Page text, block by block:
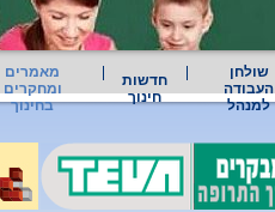
שולחן
העבודה
למנהל
חדשות
חינוך
מאמרים
ומחקרים
בחינוך